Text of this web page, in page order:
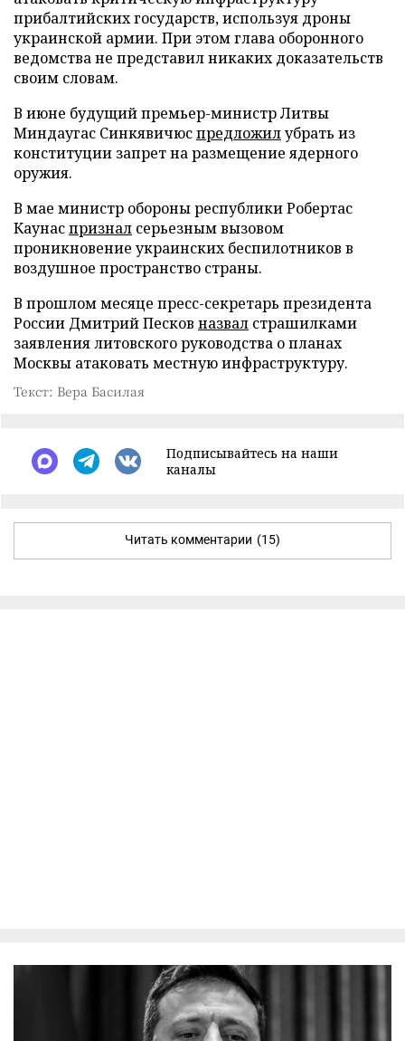
прибалтийских государств, используя дроны
украинской армии. При этом глава оборонного
ведомства не представил никаких доказательств
своим словам.
В июне будущий премьер-министр Литвы
Миндаугас Синкявичюспредложилубрать из
конституции запрет на размещение ядерного
оружия.
В мае министр обороны республики Робертас
Каунаспризнал серьезным вызовом
проникновение украинских беспилотников в
воздушное пространство страны.
В прошлом месяце пресс-секретарь президента
России Дмитрий Песков назвал страшилками
заявления литовского руководства о планах
Москвы атаковать местную инфраструктуру.
Текст: Вера Басилая
Подписывайтесь на наши
каналы
Читать комментарии (15)